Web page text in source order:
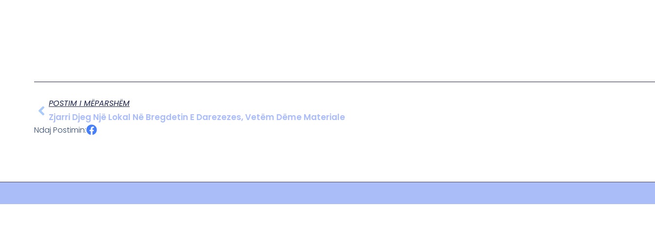
POSTIM I MËPARSHËM
Zjarri Djeg Një Lokal Në Bregdetin E Darezezes, Vetëm Dëme Materiale
Ndaj Postimin: